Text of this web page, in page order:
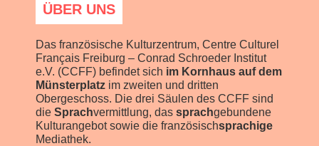
ÜBER UNS
Das französische Kulturzentrum, Centre Culturel
Français Freiburg – Conrad Schroeder Institut
e.V. (CCFF) befindet sich im Kornhaus auf dem
Münsterplatz im zweiten und dritten
Obergeschoss. Die drei Säulen des CCFF sind
die Sprachvermittlung, das sprachgebundene
Kulturangebot sowie die französischsprachige
Mediathek.